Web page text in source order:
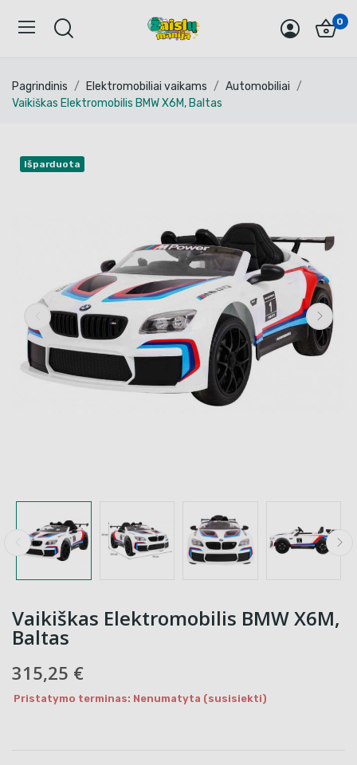
0
Pagrindinis Elektromobiliai vaikams
Automobiliai
Vaikiškas Elektromobilis BMW X6M, Baltas
Išparduota
Vaikiškas Elektromobilis BMW X6M,
Baltas
315,25 €
Pristatymo terminas: Nenumatyta (susisiekti)